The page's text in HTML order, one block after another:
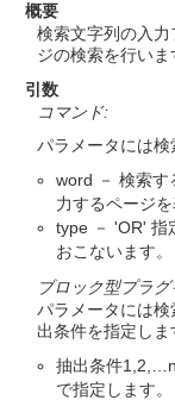
概要
検索文字列の入
ジの検索を行いま
引数
コマンド:
パラメータには検
word － 検索す
力するページを
type － 'OR' 指
おこないます。
ブロック型プラグ
パラメータには
出条件を指定しま
抽出条件
で指定します